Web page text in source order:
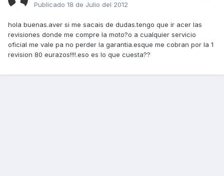
Publicado 18 de Julio del 2012
hola buenas.aver si me sacais de dudas.tengo que ir acer las
revisiones donde me compre la moto?o a cualquier servicio
oficial me vale pa no perder la garantia.esque me cobran por la 1
revision 80 eurazos!!!!.eso es lo que cuesta??